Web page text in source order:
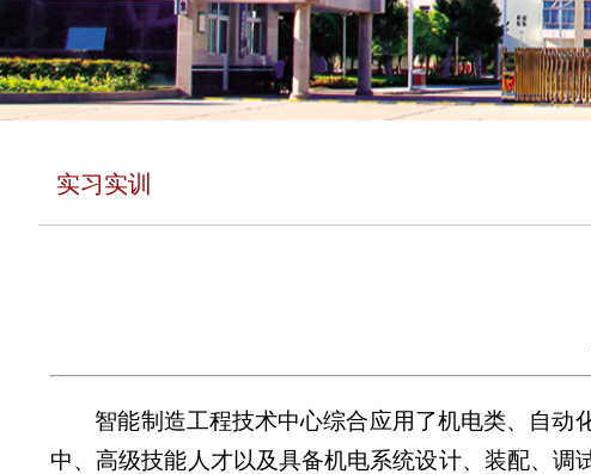
实习实训
智能制造工程技术中心综合应用了机电类、自动
中、高级技能人才以及具备机电系统设计、装配、